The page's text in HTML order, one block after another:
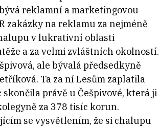
reklamní a marketingovou
zakázky na reklamu za nejméně
v lukrativní oblasti
a za velmi zvláštních okolností.
ale bývalá předsedkyně
Ta za ní Lesům zaplatila
právě u Češpivové, která ji
za 378 tisíc korun.
se vysvětlením, že si chalupu